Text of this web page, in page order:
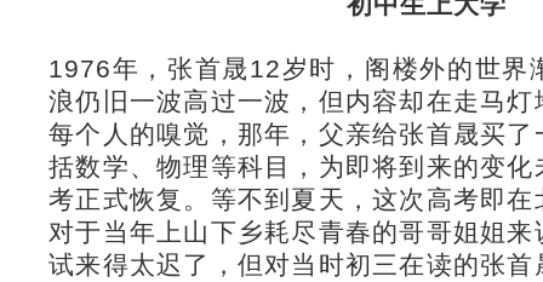
1976年，张首晟12岁时，阁楼外的世界
浪仍旧一波高过一波，但内容却在走马
每个人的嗅觉，那年，父亲给张首晟买
括数学、物理等科目，为即将到来的变
考正式恢复。等不到夏天，这次高考即
对于当年上山下乡耗尽青春的哥哥姐姐
试来得太迟了，但对当时初三在读的张